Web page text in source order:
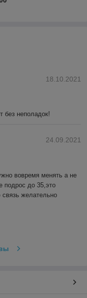
18.10.2021
без неполадок!
24.09.2021
вовремя менять а не
подрос до 35,это
связь желательно